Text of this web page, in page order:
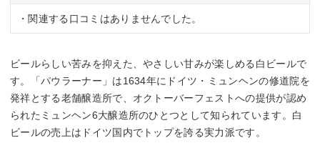
・関連する口コミはありませんでした。
ビールらしい苦みを抑えた、やさしい甘みが楽しめる白ビールで
す。「パウラーナー」は1634年にドイツ・ミュンヘンの修道院を
発祥とする老舗醸造所で、オクトーバーフェストへの提供が認め
られたミュンヘン6大醸造所のひとつとして知られています。白
ビールの売上はドイツ国内でトップを誇る実力派です。